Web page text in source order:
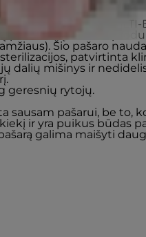
ESSENTIALS MULTI-
privalumų turintis
Šio pašaro
patvirtinta
dalių mišinys ir
geresnių rytojų.
sausam pašarui, be to,
ir yra puikus būdas
galima maišyti